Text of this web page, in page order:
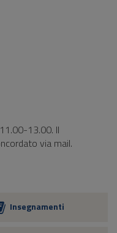
13.00. Il
via mail.
Insegnamenti